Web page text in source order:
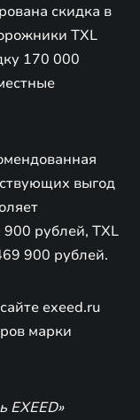
скидка в
TXL
170 000
выгод
900 рублей, TXL
900 рублей.
exeed.ru
марки
EXEED»